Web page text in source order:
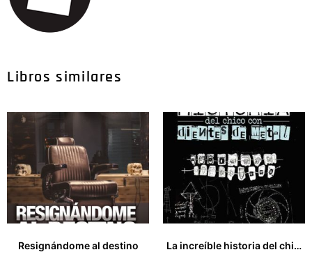
Libros similares
Resignándome al destino
La increíble historia del chico con dientes de metal